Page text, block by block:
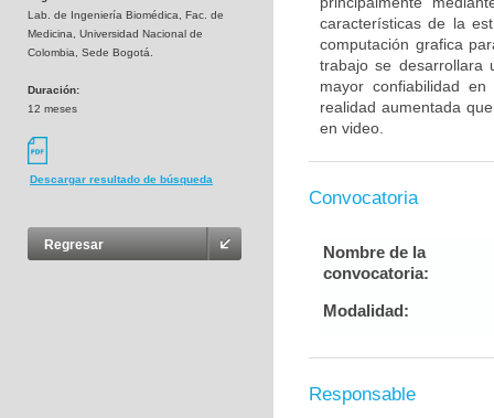
Lab. de Ingeniería Biomédica, Fac. de
Medicina, Universidad Nacional de
Colombia, Sede Bogotá.
Duración:
12 meses
Descargar resultado de búsqueda
Regresar
características de la
computación grafica
trabajo se desarrollara
mayor confiabilidad
realidad aumentada
en video.
Convocatoria
Nombre de la
convocatoria:
Modalidad:
Responsable